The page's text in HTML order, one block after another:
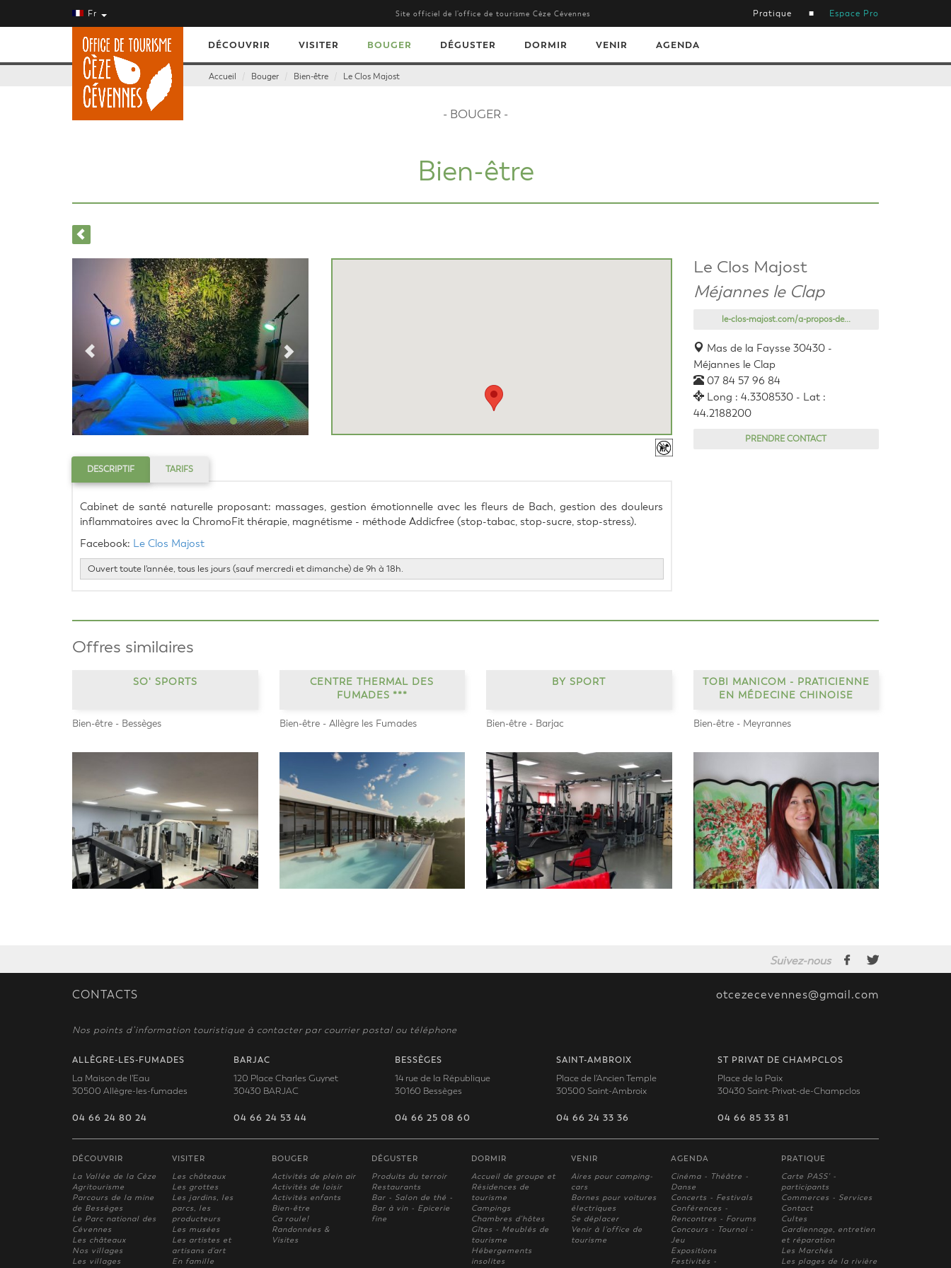
Fr Site officiel de l’office de tourisme Cèze Cévennes Pratique Espace Pro
DÉCOUVRIR VISITER BOUGER DÉGUSTER DORMIR VENIR AGENDA
Accueil Bouger Bien-être Le Clos Majost
- BOUGER -
Bien-être
Le Clos Majost
Méjannes le Clap
le-clos-majost.com/a-propos-de...
Mas de la Faysse 30430 -
Méjannes le Clap
07 84 57 96 84
Long : 4.3308530 - Lat :
44.2188200
PRENDRE CONTACT
DESCRIPTIF TARIFS
Cabinet de santé naturelle proposant: massages, gestion émotionnelle avec les fleurs de Bach, gestion des douleurs
inflammatoires avec la ChromoFit thérapie, magnétisme - méthode Addicfree (stop-tabac, stop-sucre, stop-stress).
Facebook: Le Clos Majost
Ouvert toute l'année, tous les jours (sauf mercredi et dimanche) de 9h à 18h.
Offres similaires
SO' SPORTS
Bien-être - Bessèges
CENTRE THERMAL DES
FUMADES ***
Bien-être - Allègre les Fumades
BY SPORT
Bien-être - Barjac
TOBI MANICOM - PRATICIENNE
EN MÉDECINE CHINOISE
Bien-être - Meyrannes
Suivez-nous
CONTACTS otcezecevennes@gmail.com
Nos points d’information touristique à contacter par courrier postal ou téléphone
ALLÈGRE-LES-FUMADES
La Maison de l'Eau
30500 Allègre-les-fumades
04 66 24 80 24
BARJAC
120 Place Charles Guynet
30430 BARJAC
04 66 24 53 44
BESSÈGES
14 rue de la République
30160 Bessèges
04 66 25 08 60
SAINT-AMBROIX
Place de l'Ancien Temple
30500 Saint-Ambroix
04 66 24 33 36
ST PRIVAT DE CHAMPCLOS
Place de la Paix
30430 Saint-Privat-de-Champclos
04 66 85 33 81
DÉCOUVRIR
La Vallée de la Cèze
Agritourisme
Parcours de la mine
de Bessèges
Le Parc national des
Cévennes
Les châteaux
Nos villages
Les villages
VISITER
Les châteaux
Les grottes
Les jardins, les
parcs, les
producteurs
Les musées
Les artistes et
artisans d'art
En famille
BOUGER
Activités de plein air
Activités de loisir
Activités enfants
Bien-être
Ca roule!
Randonnées &
Visites
DÉGUSTER
Produits du terroir
Restaurants
Bar - Salon de thé -
Bar à vin - Epicerie
fine
DORMIR
Accueil de groupe et
Résidences de
tourisme
Campings
Chambres d'hôtes
Gîtes - Meublés de
tourisme
Hébergements
insolites
VENIR
Aires pour camping-
cars
Bornes pour voitures
électriques
Se déplacer
Venir à l'office de
tourisme
AGENDA
Cinéma - Théâtre -
Danse
Concerts - Festivals
Conférences -
Rencontres - Forums
Concours - Tournoi -
Jeu
Expositions
Festivités -
PRATIQUE
Carte PASS' -
participants
Commerces - Services
Contact
Cultes
Gardiennage, entretien
et réparation
Les Marchés
Les plages de la rivière